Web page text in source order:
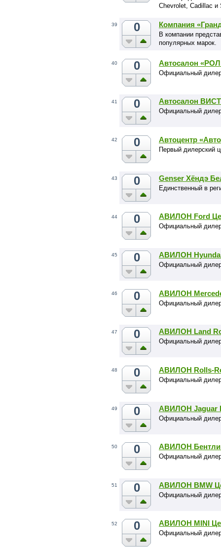
Chevrolet, Cadillac и
39 0 Компания
В компании
популярных марок.
40 0 Автосалон
Официальный
41 0 Автосалон
Официальный
42 0 Автоцентр
Первый дилерский
43 0 Genser Хёндэ
Единственный в
44 0 АВИЛОН Ford
Официальный
45 0 АВИЛОН
Официальный
46 0 АВИЛОН
Официальный
47 0 АВИЛОН Land
Официальный
48 0 АВИЛОН Rolls-
Официальный
49 0 АВИЛОН Jaguar
Официальный
50 0 АВИЛОН Бентли
Официальный
51 0 АВИЛОН BMW
Официальный
52 0 АВИЛОН MINI
Официальный